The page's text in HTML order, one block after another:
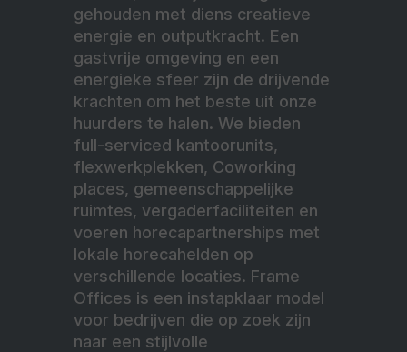
gehouden met diens creatieve
energie en outputkracht. Een
gastvrije omgeving en een
energieke sfeer zijn de drijvende
krachten om het beste uit onze
huurders te halen. We bieden
full-serviced kantoorunits,
flexwerkplekken, Coworking
places, gemeenschappelijke
ruimtes, vergaderfaciliteiten en
voeren horecapartnerships met
lokale horecahelden op
verschillende locaties. Frame
Offices is een instapklaar model
voor bedrijven die op zoek zijn
naar een stijlvolle